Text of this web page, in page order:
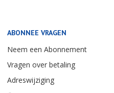
ABONNEE VRAGEN
Neem een Abonnement
Vragen over betaling
Adreswijziging